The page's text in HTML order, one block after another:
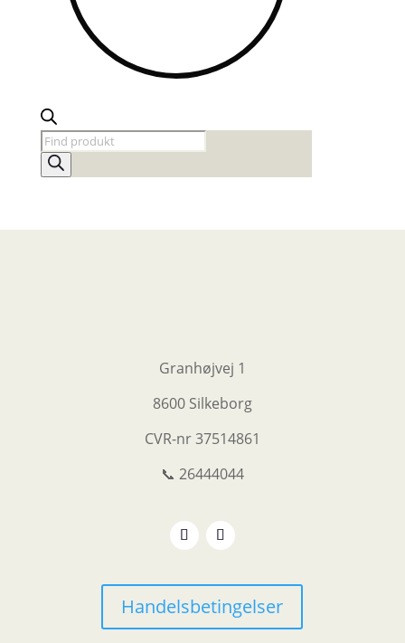
Products
search
Granhøjvej 1
8600 Silkeborg
CVR-nr37514861
📞 26444044
Handelsbetingelser